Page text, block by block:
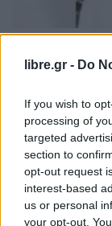
libre.gr - Do
If you wish to
processing of
targeted
section to
opt-out request
interest-based
us or personal
your opt-out.
Οι
Η Συντακτική ομάδα